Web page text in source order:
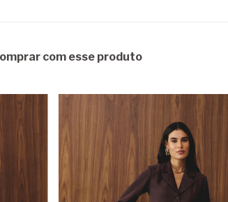
com esse produto